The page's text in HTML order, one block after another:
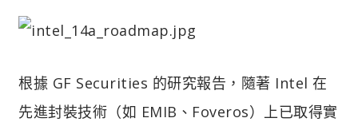
根據 GF Securities 的研究報告，隨著 Intel 在
先進封裝技術（如 EMIB、Foveros）上已取得實